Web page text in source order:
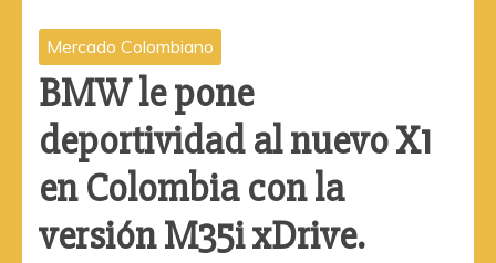
Mercado Colombiano
BMW le pone
deportividad al nuevo X1
en Colombia con la
versión M35i xDrive.